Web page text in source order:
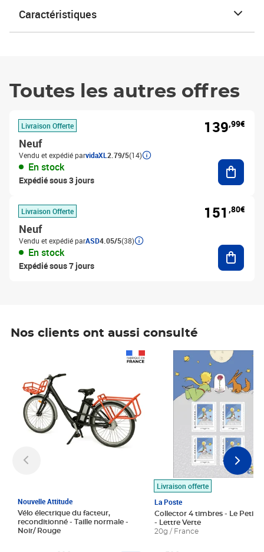
Caractéristiques
Toutes les autres offres
Livraison Offerte
Neuf
Vendu et expédié parvidaXL 2.79/5(14)
En stock
Expédié sous 3 jours
139,99€
Livraison Offerte
Neuf
Vendu et expédié parASD4.05/5(38)
En stock
Expédié sous 7 jours
151 ,80€
Nos clients ont aussi consulté
Nouvelle Attitude
Vélo électrique du facteur,
reconditionné - Taille normale -
Noir/ Rouge
Livraison offerte
La Poste
Collector 4 timbres - Le Petit
- Lettre Verte
20g / France
Prix 7,50€